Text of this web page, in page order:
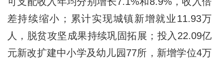
差持续缩小；累计实现城镇新增就业11.93万
人，脱贫攻坚成果持续巩固拓展；投入22.09亿
元新改扩建中小学及幼儿园77所，新增学位4万